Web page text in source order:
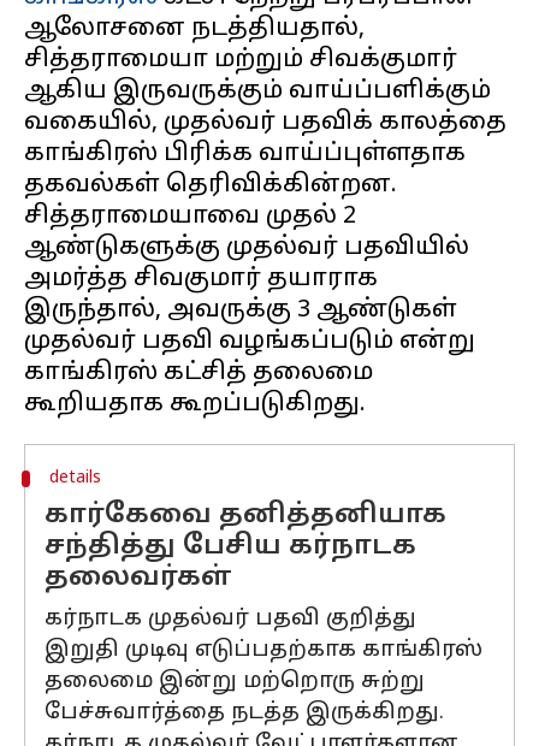
ஆலோசனை நடத்தியதால்,
சித்தராமையா மற்றும் சிவக்குமார்
ஆகிய இருவருக்கும் வாய்ப்பளிக்கும்
வகையில், முதல்வர் பதவிக் காலத்தை
காங்கிரஸ் பிரிக்க வாய்ப்புள்ளதாக
தகவல்கள் தெரிவிக்கின்றன.
சித்தராமையாவை முதல் 2
ஆண்டுகளுக்கு முதல்வர் பதவியில்
அமர்த்த சிவகுமார் தயாராக
இருந்தால், அவருக்கு 3 ஆண்டுகள்
முதல்வர் பதவி வழங்கப்படும் என்று
காங்கிரஸ் கட்சித் தலைமை
details
கார்கேவை தனித்தனியாக
சந்தித்து பேசிய கர்நாடக
தலைவர்கள்
கர்நாடக முதல்வர் பதவி குறித்து
இறுதி முடிவு எடுப்பதற்காக காங்கிரஸ்
தலைமை இன்று மற்றொரு சுற்று
பேச்சுவார்த்தை நடத்த இருக்கிறது.